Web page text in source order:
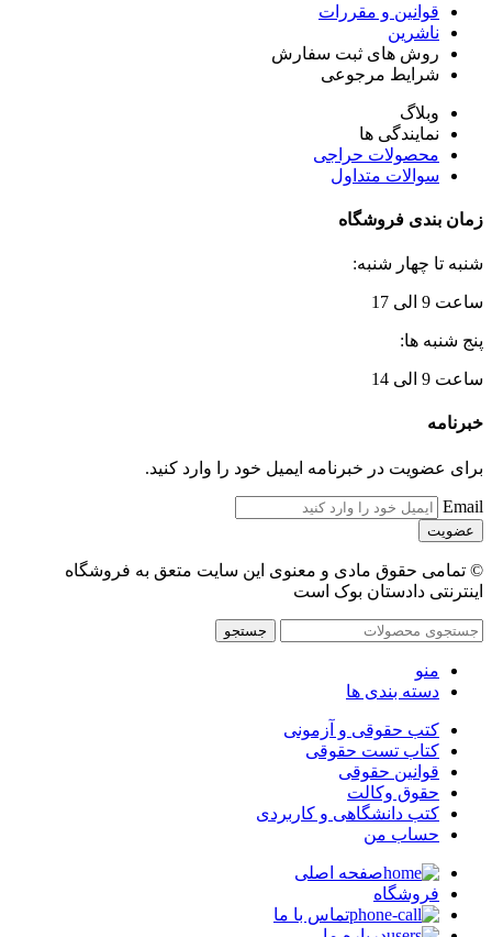
قوانین و مقررات
ناشرین
روش های ثبت سفارش
شرایط مرجوعی
وبلاگ
نمایندگی ها
محصولات حراجی
سوالات متداول
زمان بندی فروشگاه
شنبه تا چهار شنبه:
ساعت 9 الی 17
پنج شنبه ها:
ساعت 9 الی 14
خبرنامه
برای عضویت در خبرنامه ایمیل خود را وارد کنید.
Email
© تمامی حقوق مادی و معنوی این سایت متعق به فروشگاه
اینترنتی دادستان بوک است
جستجو
منو
دسته بندی ها
کتب حقوقی و آزمونی
کتاب تست حقوقی
قوانین حقوقی
حقوق وکالت
کتب دانشگاهی و کاربردی
حساب من
صفحه اصلی
فروشگاه
تماس با ما